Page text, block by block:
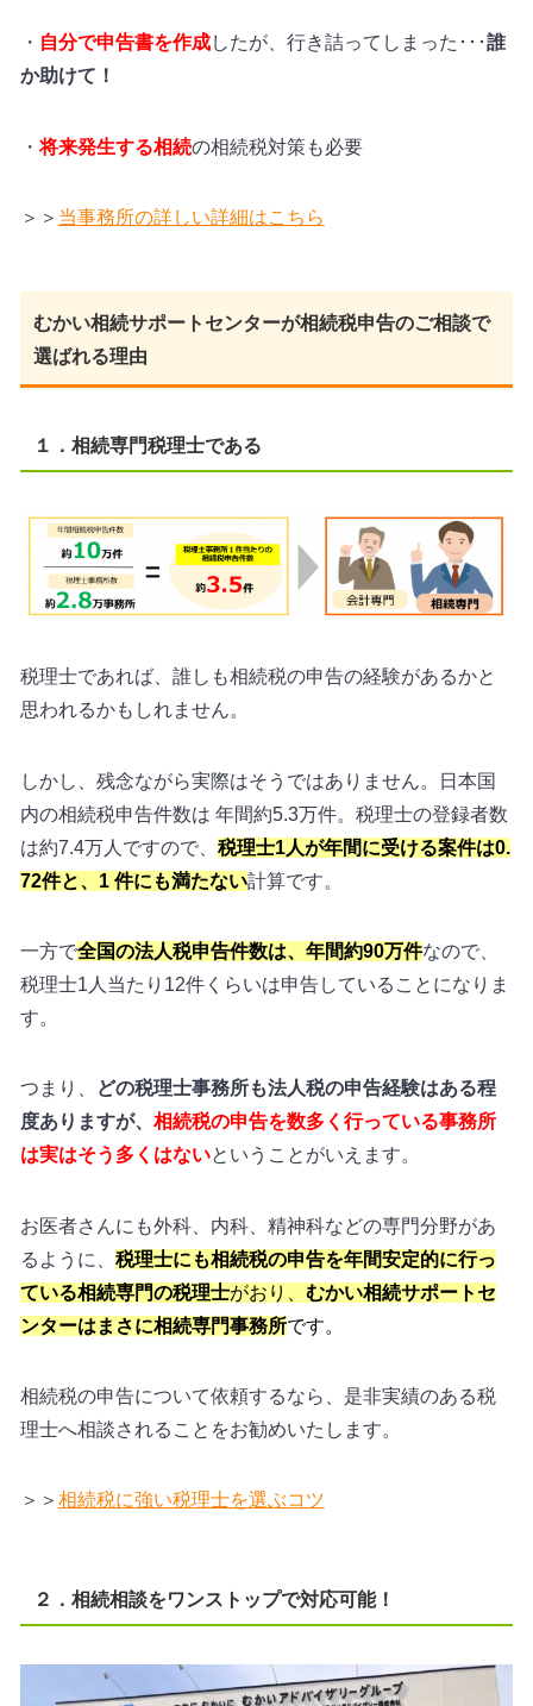
・ 自分で申告書を作成したが、行き詰ってしまった･･･誰
か助けて！
・将来発生する相続の相続税対策も必要
＞＞ 当事務所の詳しい詳細はこちら
むかい相続サポートセンターが相続税申告のご相談で
選ばれる理由
１．相続専門税理士である
税理士であれば、誰しも相続税の申告の経験があるかと
思われるかもしれません。
しかし、残念ながら実際はそうではありません。日本国
内の相続税申告件数は 年間約5.3万件。税理士の登録者数
は約7.4万人ですので、 税理士1人が年間に受ける案件は0.
72件と、1 件にも満たない計算です。
一方で全国の法人税申告件数は、年間約90万件なので、
税理士1人当たり12件くらいは申告していることになりま
す。
つまり、
どの税理士事務所も法人税の申告経験はある程
度ありますが、 相続税の申告を数多く行っている事務所
は実はそう多くはないということがいえます。
お医者さんにも外科、内科、精神科などの専門分野があ
るように、 税理士にも相続税の申告を年間安定的に行っ
ている相続専門の税理士がおり、 むかい相続サポートセ
ンターはまさに相続専門事務所です。
相続税の申告について依頼するなら、是非実績のある税
理士へ相談されることをお勧めいたします。
＞＞ 相続税に強い税理士を選ぶコツ
２．相続相談をワンストップで対応可能！